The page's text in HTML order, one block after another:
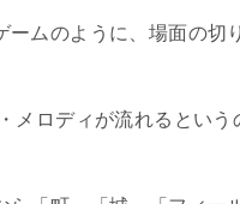
ームのように、場面の切
メロディが流れるという